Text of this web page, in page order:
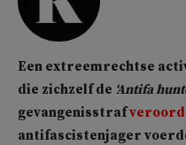
Een extreemrechtse
die zichzelf de ‘Antifa
gevangenisstraf
antifascistenjager